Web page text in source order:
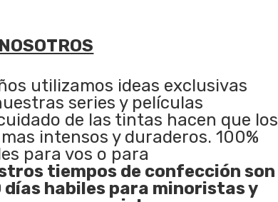
utilizamos ideas exclusivas
series y películas
de las tintas hacen que los
intensos y duraderos. 100%
para vos o para
tiempos de confección son
días habiles para minoristas y